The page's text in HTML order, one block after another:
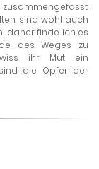
sind wohl auch
daher finde ich es
des Weges zu
ihr Mut ein
die Opfer der